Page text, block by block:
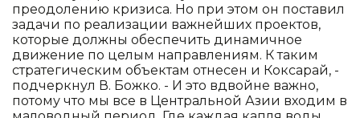
преодолению кризиса. Но при этом он поставил
задачи по реализации важнейших проектов,
которые должны обеспечить динамичное
движение по целым направлениям. К таким
стратегическим объектам отнесен и Коксарай, -
подчеркнул В. Божко. - И это вдвойне важно,
потому что мы все в Центральной Азии входим в